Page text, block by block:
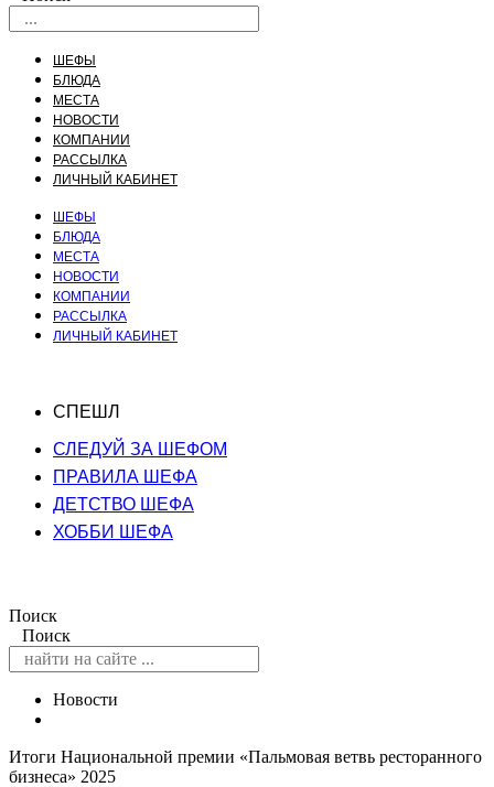
ШЕФЫ
БЛЮДА
МЕСТА
НОВОСТИ
КОМПАНИИ
РАССЫЛКА
ЛИЧНЫЙ КАБИНЕТ
ШЕФЫ
БЛЮДА
МЕСТА
НОВОСТИ
КОМПАНИИ
РАССЫЛКА
ЛИЧНЫЙ КАБИНЕТ
СПЕШЛ
СЛЕДУЙ ЗА ШЕФОМ
ПРАВИЛА ШЕФА
ДЕТСТВО ШЕФА
ХОББИ ШЕФА
Поиск
Поиск
Новости
Итоги Национальной премии «Пальмовая ветвь ресторанного
бизнеса» 2025